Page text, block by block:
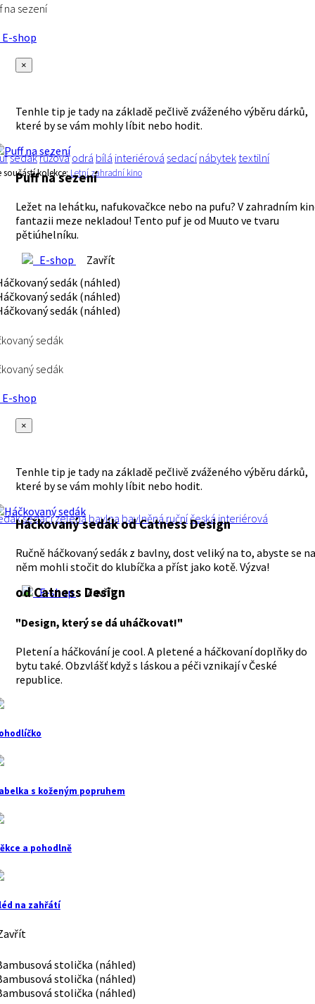
na sezení
shop
×
Tenhle tip je tady na základě pečlivě zváženého výběru dárků,
které by se vám mohly líbit nebo hodit.
sedákrůžová odrá bílá interiérová sedací nábytek textilní
součástí kolekce:Letní zahradní kino
Puff na sezení
Ležet na lehátku, nafukovačkce nebo na pufu? V zahradním
fantazii meze nekladou! Tento puf je od Muuto ve tvaru
pětiúhelníku.
E-shop
Zavřít
sedák
sedák
shop
×
Tenhle tip je tady na základě pečlivě zváženého výběru dárků,
které by se vám mohly líbit nebo hodit.
sedacízelená bavlna bavlněná ručníčeská interiérová
Háčkovaný sedák od Catness Design
Ručně háčkovaný sedák z bavlny, dost veliký na to, abyste se na
něm mohli stočit do klubíčka a příst jako kotě. Výzva!
E-shop
Zavřít
od Catness Design
"Design, který se dá uháčkovat!"
Pletení a háčkování je cool. A pletené a háčkovaní doplňky do
bytu také. Obzvlášť když s láskou a péči vznikají v České
republice.
s koženým popruhem
a pohodlně
na zahřátí